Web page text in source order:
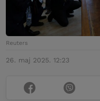
Reuters
26. maj 2025. 12:23